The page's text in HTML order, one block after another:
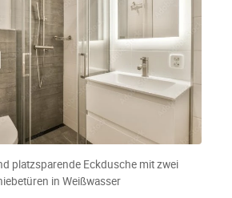
platzsparende Eckdusche mit zwei
in Weißwasser